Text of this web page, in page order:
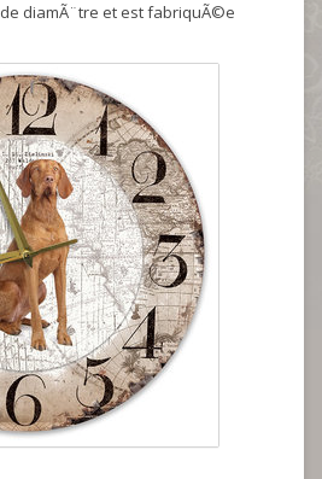
diamÃ¨tre et est fabriquÃ©e